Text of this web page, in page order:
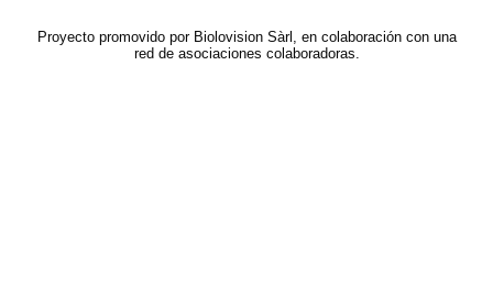
Proyecto promovido por Biolovision Sàrl, en colaboración con una
red de asociaciones colaboradoras.